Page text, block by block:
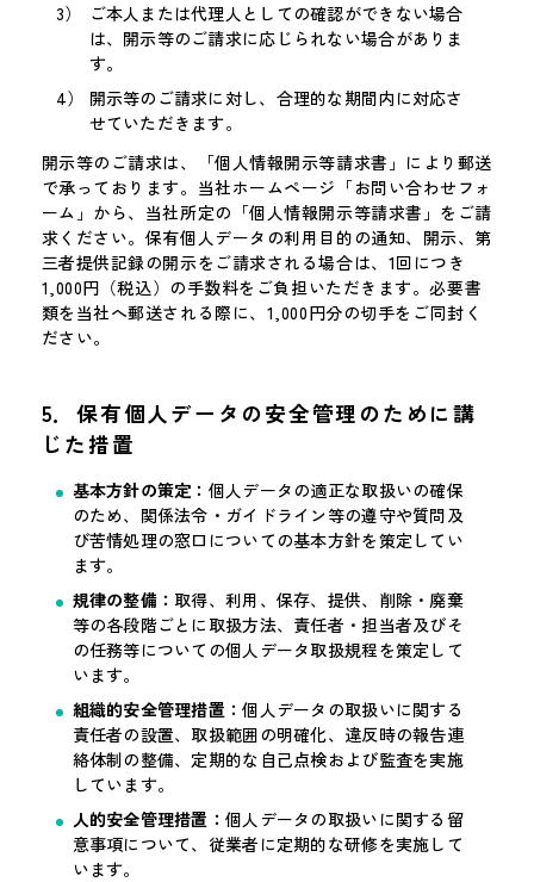
ご本人または代理人としての確認ができない場合
は、開示等のご請求に応じられない場合がありま
す。
開示等のご請求に対し、合理的な期間内に対応さ
せていただきます。
開示等のご請求は、「個人情報開示等請求書」により郵送
で承っております。当社ホームページ「お問い合わせフォ
ーム」から、当社所定の「個人情報開示等請求書」をご請
求ください。保有個人データの利用目的の通知、開示、第
三者提供記録の開示をご請求される場合は、1回につき
1,000円（税込）の手数料をご負担いただきます。必要書
類を当社へ郵送される際に、1,000円分の切手をご同封く
ださい。
5．保有個人データの安全管理のために講
じた措置
基本方針の策定： 個人データの適正な取扱いの確保
のため、関係法令・ガイドライン等の遵守や質問及
び苦情処理の窓口についての基本方針を策定してい
ます。
規律の整備： 取得、利用、保存、提供、削除・廃棄
等の各段階ごとに取扱方法、責任者・担当者及びそ
の任務等についての個人データ取扱規程を策定して
います。
組織的安全管理措置：個人データの取扱いに関する
責任者の設置、取扱範囲の明確化、違反時の報告連
絡体制の整備、定期的な自己点検および監査を実施
しています。
人的安全管理措置：個人データの取扱いに関する留
意事項について、従業者に定期的な研修を実施して
います。